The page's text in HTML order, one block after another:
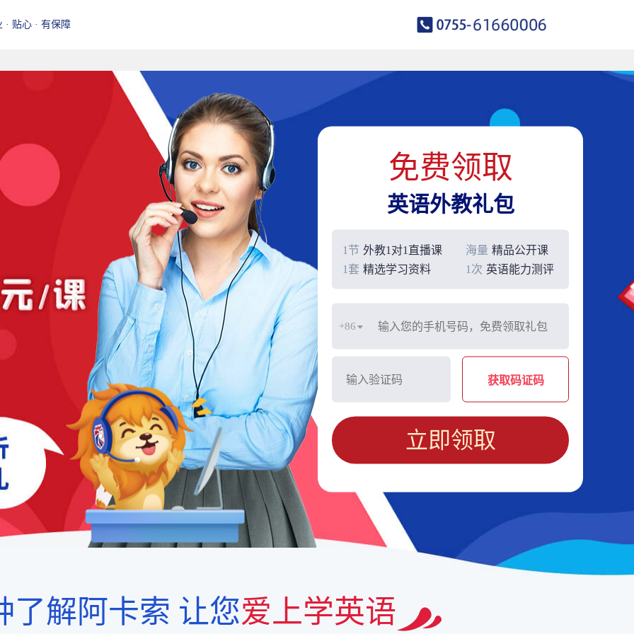
· 贴心 · 有保障
免费领取
英语外教礼包
1节 外教1对1直播课 海量 精品公开课
1套 精选学习资料 1次 英语能力测评
+86
获取码证码
立即领取
了解阿卡索 让您爱上学英语